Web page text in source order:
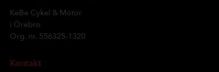
KeBe Cykel & Motor
i Örebro
Org. nr. 556325-1320
Kontakt